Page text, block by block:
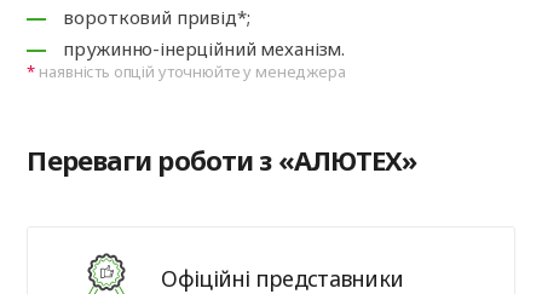
воротковий привід*;
пружинно-інерційний механізм.
наявність опцій уточнюйте у менеджера
Переваги роботи з «АЛЮТЕХ»
Офіційні представники